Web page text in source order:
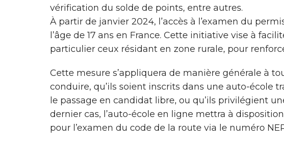
vérification du solde de points, entre autres.
À partir de janvier 2024, l’accès à l’examen du
l’âge de 17 ans en France. Cette initiative vise à
particulier ceux résidant en zone rurale, pour
Cette mesure s’appliquera de manière générale à
conduire, qu’ils soient inscrits dans une auto-école
le passage en candidat libre, ou qu’ils privilégient
dernier cas, l’auto-école en ligne mettra à
pour l’examen du code de la route via le numéro